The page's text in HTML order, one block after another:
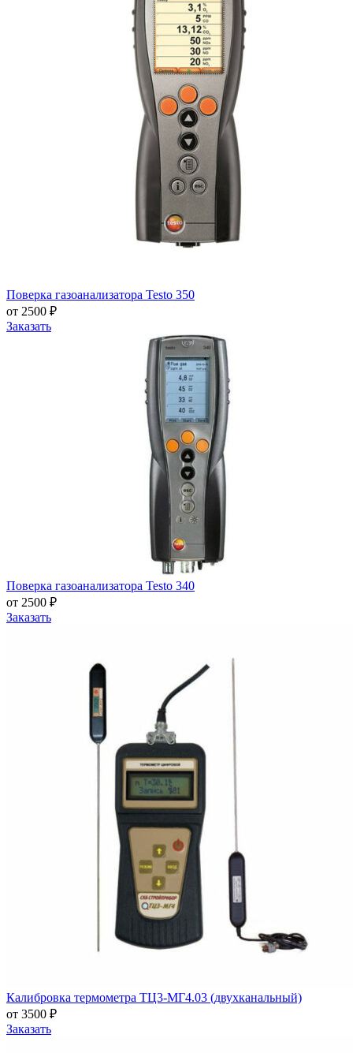
Поверка газоанализатора Testo 350
от 2500 ₽
Заказать
Поверка газоанализатора Testo 340
от 2500 ₽
Заказать
Калибровка термометра ТЦ3-МГ4.03 (двухканальный)
от 3500 ₽
Заказать